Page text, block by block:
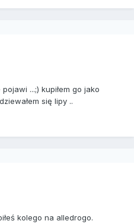
...;) kupiłem go jako
się lipy ..
kolego na alledrogo.